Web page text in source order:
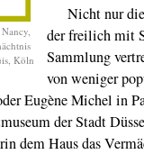
Köln
Nicht nur die
der freilich mit
Sammlung
von weniger
Eugène Michel in
der Stadt
dem Haus das